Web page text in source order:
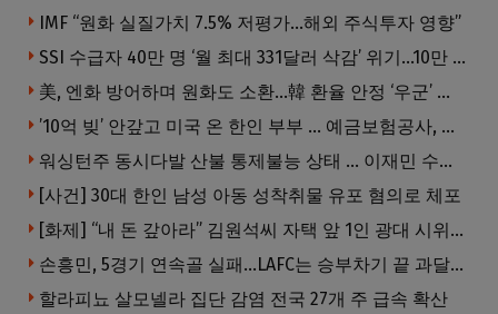
IMF “원화 실질가치 7.5% 저평가…해외 주식투자 영향”
SSI 수급자 40만 명 ‘월 최대 331달러 삭감’ 위기…10만 명은 수급자격 상실
美, 엔화 방어하며 원화도 소환…韓 환율 안정 ‘우군’ 되나
’10억 빚’ 안갚고 미국 온 한인 부부 … 예금보험공사, 미국서 소송
워싱턴주 동시다발 산불 통제불능 상태 … 이재민 수십만명
[사건] 30대 한인 남성 아동 성착취물 유포 혐의로 체포
[화제] “내 돈 갚아라” 김원석씨 자택 앞 1인 광대 시위 … 한인 투자사, “108만 달러 못받아”
손흥민, 5경기 연속골 실패…LAFC는 승부차기 끝 과달라하라 격파
할라피뇨 살모넬라 집단 감염 전국 27개 주 급속 확산